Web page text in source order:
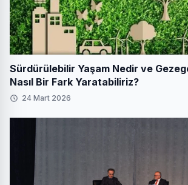
Sürdürülebilir Yaşam Nedir ve
Nasıl Bir Fark Yaratabiliriz?
24 Mart 2026